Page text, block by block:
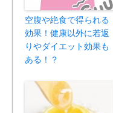
空腹や絶食で得られる
効果！健康以外に若返
りやダイエット効果も
ある！？